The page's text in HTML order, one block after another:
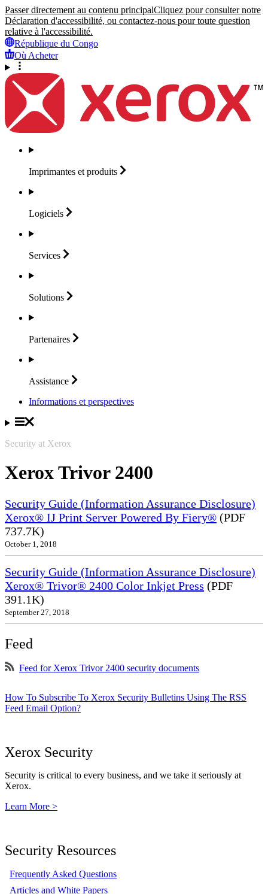
Passer directement au contenu principalCliquez pour consulter notre
Déclaration d'accessibilité, ou contactez-nous pour toute question
relative à l'accessibilité.
République du Congo
Où Acheter
Imprimantes et produits
Logiciels
Services
Solutions
Partenaires
Assistance
Informations et perspectives
Security at Xerox
Xerox Trivor 2400
Security Guide (Information Assurance Disclosure)
Xerox® IJ Print Server Powered By Fiery® (PDF
737.7K)
October 1, 2018
Security Guide (Information Assurance Disclosure)
Xerox® Trivor® 2400 Color Inkjet Press (PDF
391.1K)
September 27, 2018
Feed
Feed for Xerox Trivor 2400 security documents
How To Subscribe To Xerox Security Bulletins Using The RSS
Feed Email Option?
Xerox Security
Security is critical to every business, and we take it seriously at
Xerox.
Learn More >
Security Resources
Frequently Asked Questions
Articles and White Papers